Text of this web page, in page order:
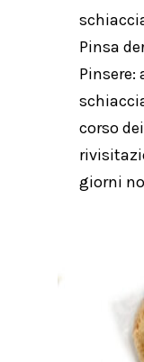
Pinsa
Pinsere:
corso
giorni